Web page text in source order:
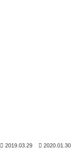
2019.03.29 2020.01.30